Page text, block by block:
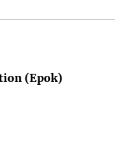
(Epok)